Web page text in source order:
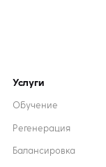
Услуги
Обучение
Регенерация
Балансировка